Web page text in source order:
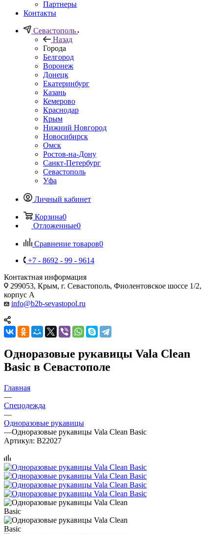
Партнеры
Контакты
Севастополь
Назад
Города
Белгород
Воронеж
Донецк
Екатеринбург
Казань
Кемерово
Краснодар
Крым
Нижний Новгород
Новосибирск
Омск
Ростов-на-Дону
Санкт-Петербург
Севастополь
Уфа
Личный кабинет
Корзина0
Отложенные0
Сравнение товаров0
+7 - 8692 - 99 - 9614
Контактная информация
299053, Крым, г. Севастополь, Фиолентовское шоссе 1/2,
корпус А
info@b2b-sevastopol.ru
Одноразовые рукавицы Vala Clean
Basic в Севастополе
Главная
—
Спецодежда
—
Одноразовые рукавицы
—Одноразовые рукавицы Vala Clean Basic
Артикул: B22027